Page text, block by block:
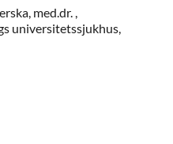
med.dr. ,
universitetssjukhus,